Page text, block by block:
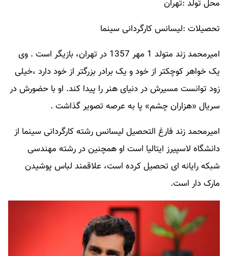
محل تولد :تهران
تحصیلات :لیسانس کارگردانی سینما
امیرمحمد زند متولد 1 مهر 1357 در تهران، بازیگر است . وی
یک خواهر کوچکتر از خود و یک برادر بزرگتر از خود دارد ،خیلی
زود توانست مسیرش در دنیای هنر را پیدا کند. او با حضورش در
سریال «هزاران چشم» پا به عرصه تصویر گذاشت .
امیرمحمد زند فارغ التحصیل لیسانس رشته کارگردانی سینما از
دانشگاه لاسپیرز ایتالیا است او همچنین در رشته مهندسی
شبکه رایانه ای تحصیل کرده است، علاقمند لباس پوشیدن
مارک دار است.